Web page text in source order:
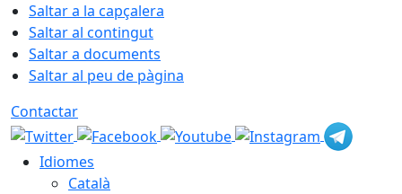
Saltar a la capçalera
Saltar al contingut
Saltar a documents
Saltar al peu de pàgina
Contactar
Idiomes
Català